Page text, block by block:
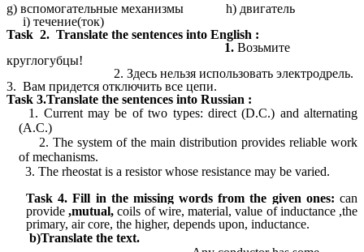
g) вспомогательные механизмы h) двигатель
i) течение(ток)
Task 2. Translate the sentences into English :
1. Возьмите
круглогубцы!
2. Здесь нельзя использовать электродрель.
3. Вам придется отключить все цепи.
Task 3.Translate the sentences into Russian :
1. Current may be of two types: direct (D.C.) and alternating
(A.C.)
2. The system of the main distribution provides reliable work
of mechanisms.
3. The rheostat is a resistor whose resistance may be varied.
Task 4.Fill in the missing words from the given ones: can
provide ,mutual, coils of wire, material, value of inductance,the
primary, air core, the higher, depends upon, inductance.
b)Translate the text.